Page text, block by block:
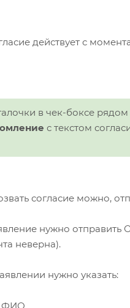
действует с
в чек-боксе
с текстом
согласие можно,
нужно отправить
неверна).
нужно указать: